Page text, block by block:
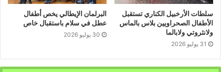
سلطات الأرخبيل الكناري تستقبل
الأطفال الصحراويين بلاس بالماس
ولانثروتي ولابالما
31 يوليو 2026
البرلمان الإيطالي يخص أطفال
عطل في سلام باستقبال خاص
30 يوليو 2026